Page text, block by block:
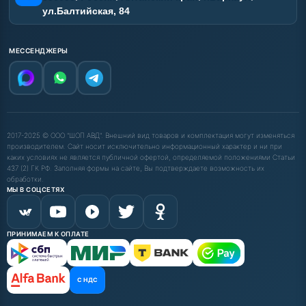
ул.Балтийская, 84
МЕССЕНДЖЕРЫ
2017-2025 © ООО "ШОП АВД". Внешний вид товаров и комплектация могут изменяться
производителем. Сайт носит исключительно информационный характер и ни при
каких условиях не является публичной офертой, определяемой положениями Статьи
437 (2) ГК РФ. Заполняя формы на сайте, Вы подтверждаете возможность их
обработки.
МЫ В СОЦСЕТЯХ
ПРИНИМАЕМ К ОПЛАТЕ
С НДС